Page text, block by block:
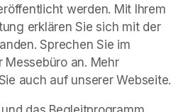
werden. Mit Ihrem
erklären Sie sich mit der
Sprechen Sie im
Messebüro an. Mehr
auch auf unserer Webseite.